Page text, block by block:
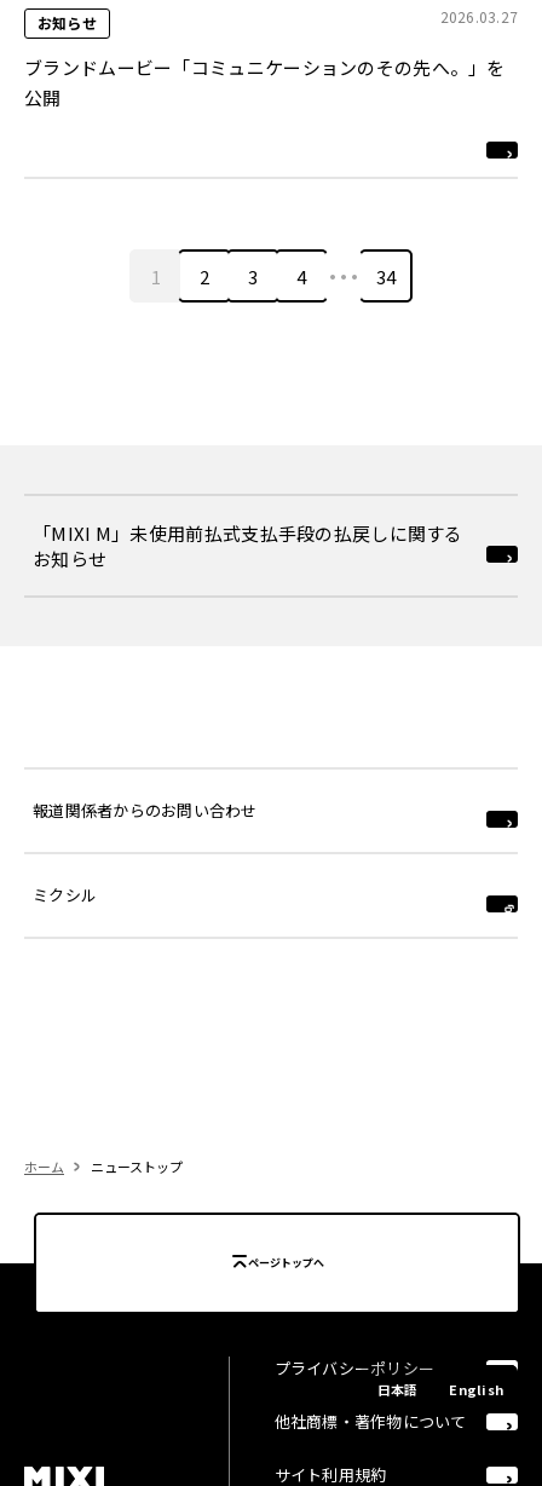
お知らせ 2026.03.27
ブランドムービー「コミュニケーションのその先へ。」を
公開
1 2 3 4 … 34
「MIXI M」未使用前払式支払手段の払戻しに関する
お知らせ
報道関係者からのお問い合わせ
ミクシル
日本語 English
ホーム ニューストップ
ページトップへ
プライバシーポリシー
他社商標・著作物について
サイト利用規約